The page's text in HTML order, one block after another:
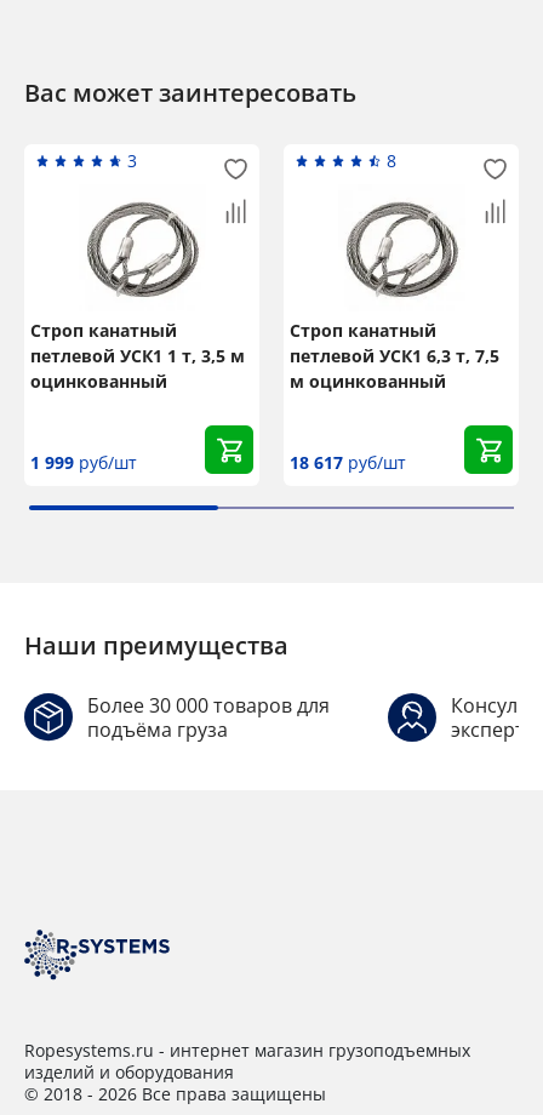
Вас может заинтересовать
3
Строп канатный
петлевой УСК1 1 т, 3,5 м
оцинкованный
1 999 руб/шт
8
Строп канатный
петлевой УСК1 6,3 т, 7,5
м оцинкованный
18 617 руб/шт
Наши преимущества
Более 30 000 товаров для
подъёма груза
Ropesystems.ru - интернет магазин грузоподъемных
изделий и оборудования
© 2018 - 2026 Все права защищены